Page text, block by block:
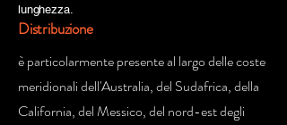
lunghezza.
Distribuzione
è particolarmente presente al largo delle coste
meridionali dell'Australia, del Sudafrica, della
California, del Messico, del nord-est degli